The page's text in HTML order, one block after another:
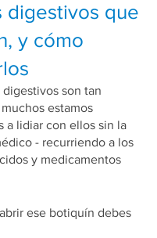
digestivos que
y cómo
digestivos son tan
estamos
a lidiar con ellos sin la
- recurriendo a los
y medicamentos
ese botiquín debes